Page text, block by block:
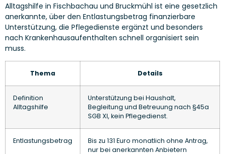
Alltagshilfe in Fischbachau und Bruckmühl ist eine gesetzlich
anerkannte, über den Entlastungsbetrag finanzierbare
Unterstützung, die Pflegedienste ergänzt und besonders
nach Krankenhausaufenthalten schnell organisiert sein
muss.
Thema Details
Definition
Alltagshilfe
Unterstützung bei Haushalt,
Begleitung und Betreuung nach §45a
SGB XI, kein Pflegedienst.
Entlastungsbetrag
Bis zu 131 Euro monatlich ohne Antrag,
nur bei anerkannten Anbietern